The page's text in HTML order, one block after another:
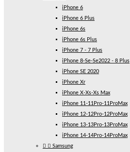
iPhone 6
iPhone 6 Plus
iPhone 6s
iPhone 6s Plus
iPhone 7 - 7 Plus
iPhone 8-Se-Se2022 - 8 Plus
iPhone SE 2020
iPhone Xr
iPhone X-Xs-Xs Max
iPhone 11-11Pro-11ProMax
iPhone 12-12Pro-12ProMax
iPhone 13-13Pro-13ProMax
iPhone 14-14Pro-14ProMax
  Samsung